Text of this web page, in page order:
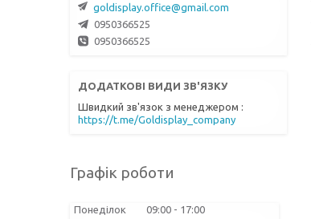
goldisplay.office@gmail.com
0950366525
0950366525
Швидкий зв'язок з менеджером
https://t.me/Goldisplay_company
Графік роботи
Понеділок 09:00
17:00